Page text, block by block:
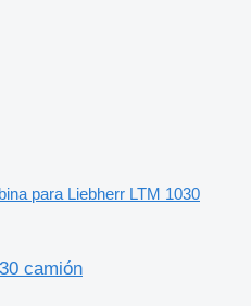
para Liebherr LTM 1030
camión